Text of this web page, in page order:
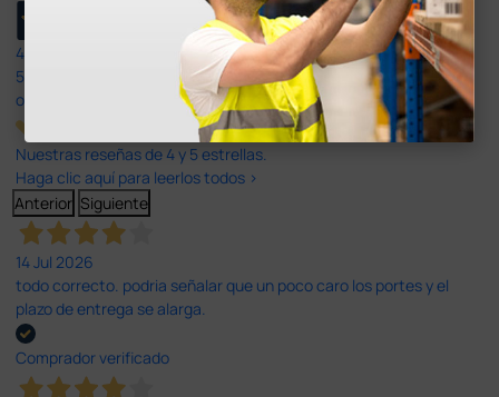
4,4
597
opiniones
Nuestras reseñas de 4 y 5 estrellas.
Haga clic aquí para leerlos todos >
Anterior Siguiente
14 Jul 2026
todo correcto. podria señalar que un poco caro los portes y el
plazo de entrega se alarga.
Comprador verificado